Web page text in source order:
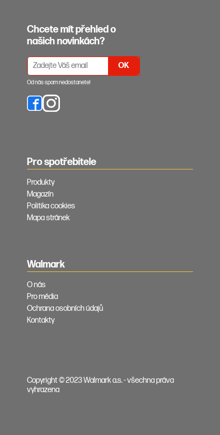
Pro spotřebitele
Produkty
Magazín
Politika cookies
Mapa stránek
Walmark
O nás
Pro média
Ochrana osobních údajů
Kontakty
Chcete mít přehled o
našich novinkách?
PŘIHLÁŠENÍ K ODBĚRU NEWSLETTERŮ
Od nás spam nedostanete!
Copyright © 2023 Walmark a.s. - všechna práva
vyhrazena